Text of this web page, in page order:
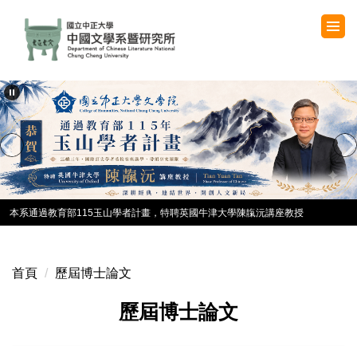
內
容
區
本系通過教育部115玉山學者計畫，特聘英國牛津大學陳靝沅講座教授
首頁 歷屆博士論文
歷屆博士論文